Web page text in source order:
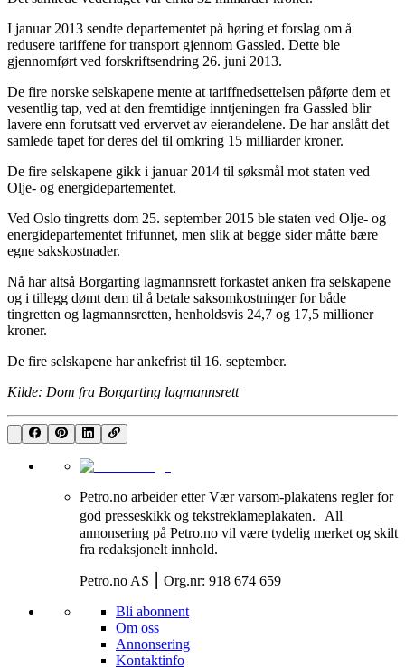
I januar 2013 sendte departementet på høring et forslag om å
redusere tariffene for transport gjennom Gassled. Dette ble
gjennomført ved forskriftsendring 26. juni 2013.
De fire norske selskapene mente at tariffnedsettelsen påførte dem et
vesentlig tap, ved at den fremtidige inntjeningen fra Gassled blir
lavere enn forutsatt ved ervervet av eierandelene. De har anslått det
samlede tapet for deres del til omkring 15 milliarder kroner.
De fire selskapene gikk i januar 2014 til søksmål mot staten ved
Olje- og energidepartementet.
Ved Oslo tingretts dom 25. september 2015 ble staten ved Olje- og
energidepartementet frifunnet, men slik at begge sider måtte bære
egne sakskostnader.
Nå har altså Borgarting lagmannsrett forkastet anken fra selskapene
og i tillegg dømt dem til å betale saksomkostninger for både
tingretten og lagmannsretten, henholdsvis 24,7 og 17,5 millioner
kroner.
De fire selskapene har ankefrist til 16. september.
Kilde: Dom fra Borgarting lagmannsrett
Petro.no arbeider etter Vær varsom-plakatens regler for
god presseskikk og tekstreklameplakaten. All
annonsering på Petro.no vil være tydelig merket og skilt
fra redaksjonelt innhold.
Petro.no AS ⎮ Org.nr: 918 674 659
Bli abonnent
Om oss
Annonsering
Kontaktinfo